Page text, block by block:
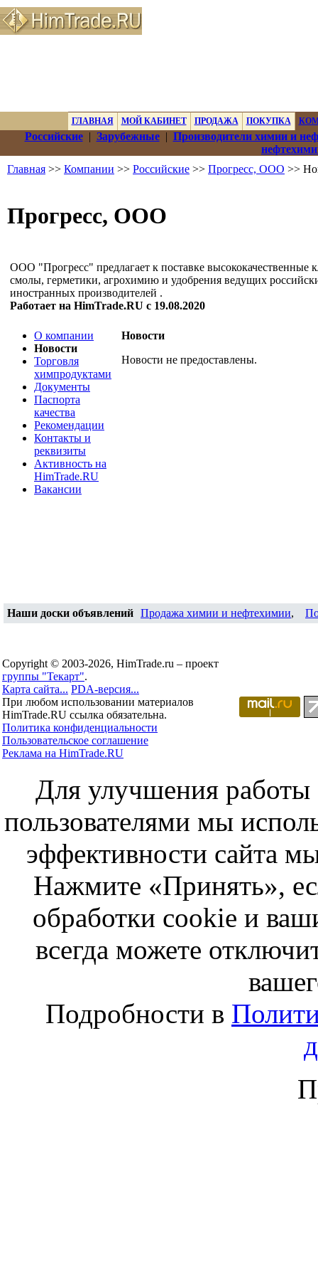
ГЛАВНАЯ МОЙ КАБИНЕТ ПРОДАЖА ПОКУПКА
Российские| Зарубежные| Производители химии и
Главная >> Компании >> Российские >> Прогресс, ООО >>
Прогресс, ООО
ООО "Прогресс" предлагает к поставке высококачественные
смолы, герметики, агрохимию и удобрения ведущих
иностранных производителей .
Работает на HimTrade.RU с 19.08.2020
О компании
Новости
Торговля
химпродуктами
Документы
Паспорта
качества
Рекомендации
Контакты и
реквизиты
Активность на
HimTrade.RU
Вакансии
Новости
Новости не предоставлены.
Наши доски объявлений Продажа химии и нефтехимии,
Copyright © 2003-2026, HimTrade.ru – проект
группы "Текарт".
Карта сайта... PDA-версия...
При любом использовании материалов
HimTrade.RU ссылка обязательна.
Политика конфиденциальности
Пользовательское соглашение
Реклама на HimTrade.RU
Для улучшения работы
пользователями мы
эффективности сайта
Нажмите «Принять»,
обработки cookie и
всегда можете
Подробности в